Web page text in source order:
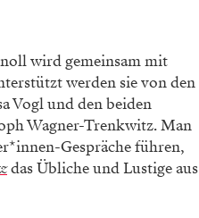
wird gemeinsam mit
werden sie von den
Vogl und den beiden
Wagner-Trenkwitz. Man
Gespräche führen,
das Übliche und Lustige aus